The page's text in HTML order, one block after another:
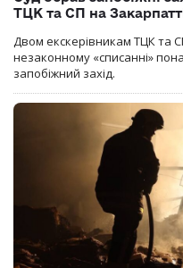
ТЦК та СП на
Двом екскерівникам ТЦК та
незаконному «списанні»
запобіжний захід.